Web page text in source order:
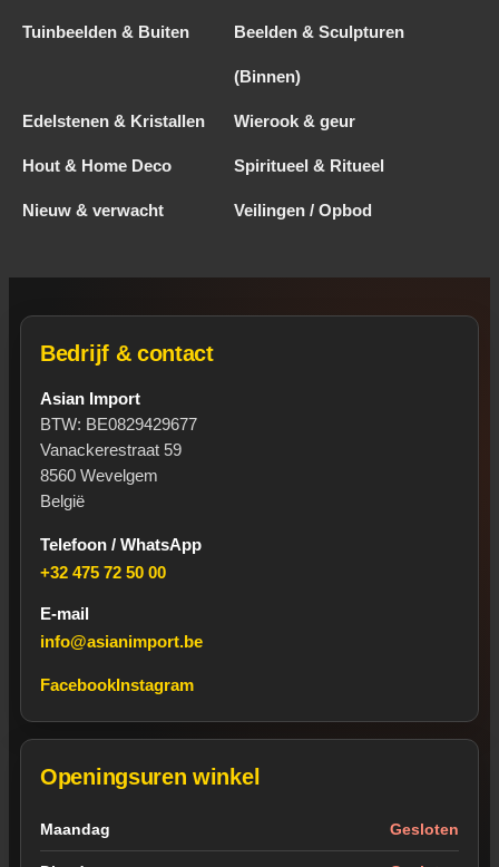
Tuinbeelden & Buiten Beelden & Sculpturen
(Binnen)
Edelstenen & Kristallen Wierook & geur
Hout & Home Deco Spiritueel & Ritueel
Nieuw & verwacht Veilingen / Opbod
Bedrijf & contact
Asian Import
BTW: BE0829429677
Vanackerestraat 59
8560 Wevelgem
België
Telefoon / WhatsApp
+32 475 72 50 00
E-mail
info@asianimport.be
FacebookInstagram
Openingsuren winkel
Openingsuren van de winkel in Wevelgem
Maandag Gesloten